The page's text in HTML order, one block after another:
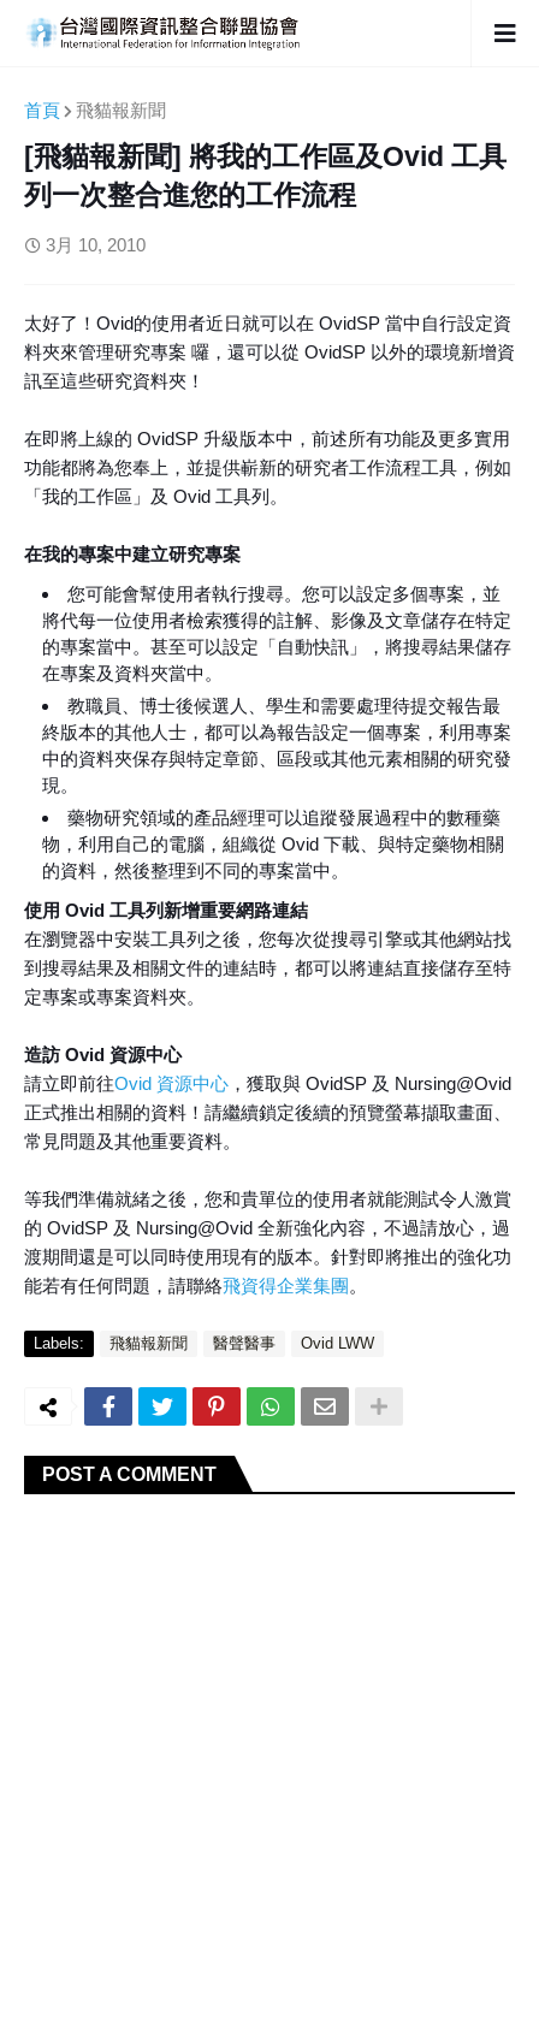
首頁 飛貓報新聞
[飛貓報新聞] 將我的工作區及Ovid 工具
列一次整合進您的工作流程
3月 10, 2010
太好了！Ovid的使用者近日就可以在 OvidSP 當中自行設定資
料夾來管理研究專案 囉，還可以從 OvidSP 以外的環境新增資
訊至這些研究資料夾！
在即將上線的 OvidSP 升級版本中，前述所有功能及更多實用
功能都將為您奉上，並提供嶄新的研究者工作流程工具，例如
「我的工作區」及 Ovid 工具列。
在我的專案中建立研究專案
您可能會幫使用者執行搜尋。您可以設定多個專案，並
將代每一位使用者檢索獲得的註解、影像及文章儲存在特定
的專案當中。甚至可以設定「自動快訊」，將搜尋結果儲存
在專案及資料夾當中。
教職員、博士後候選人、學生和需要處理待提交報告最
終版本的其他人士，都可以為報告設定一個專案，利用專案
中的資料夾保存與特定章節、區段或其他元素相關的研究發
現。
藥物研究領域的產品經理可以追蹤發展過程中的數種藥
物，利用自己的電腦，組織從 Ovid 下載、與特定藥物相關
的資料，然後整理到不同的專案當中。
使用 Ovid 工具列新增重要網路連結
在瀏覽器中安裝工具列之後，您每次從搜尋引擎或其他網站找
到搜尋結果及相關文件的連結時，都可以將連結直接儲存至特
定專案或專案資料夾。
造訪 Ovid 資源中心
請立即前往Ovid 資源中心 ，獲取與 OvidSP 及 Nursing@Ovid
正式推出相關的資料！請繼續鎖定後續的預覽螢幕擷取畫面、
常見問題及其他重要資料。
等我們準備就緒之後，您和貴單位的使用者就能測試令人激賞
的 OvidSP 及 Nursing@Ovid 全新強化內容，不過請放心，過
渡期間還是可以同時使用現有的版本。針對即將推出的強化功
能若有任何問題，請聯絡飛資得企業集團。
Labels: 飛貓報新聞 醫聲醫事 Ovid LWW
POST A COMMENT